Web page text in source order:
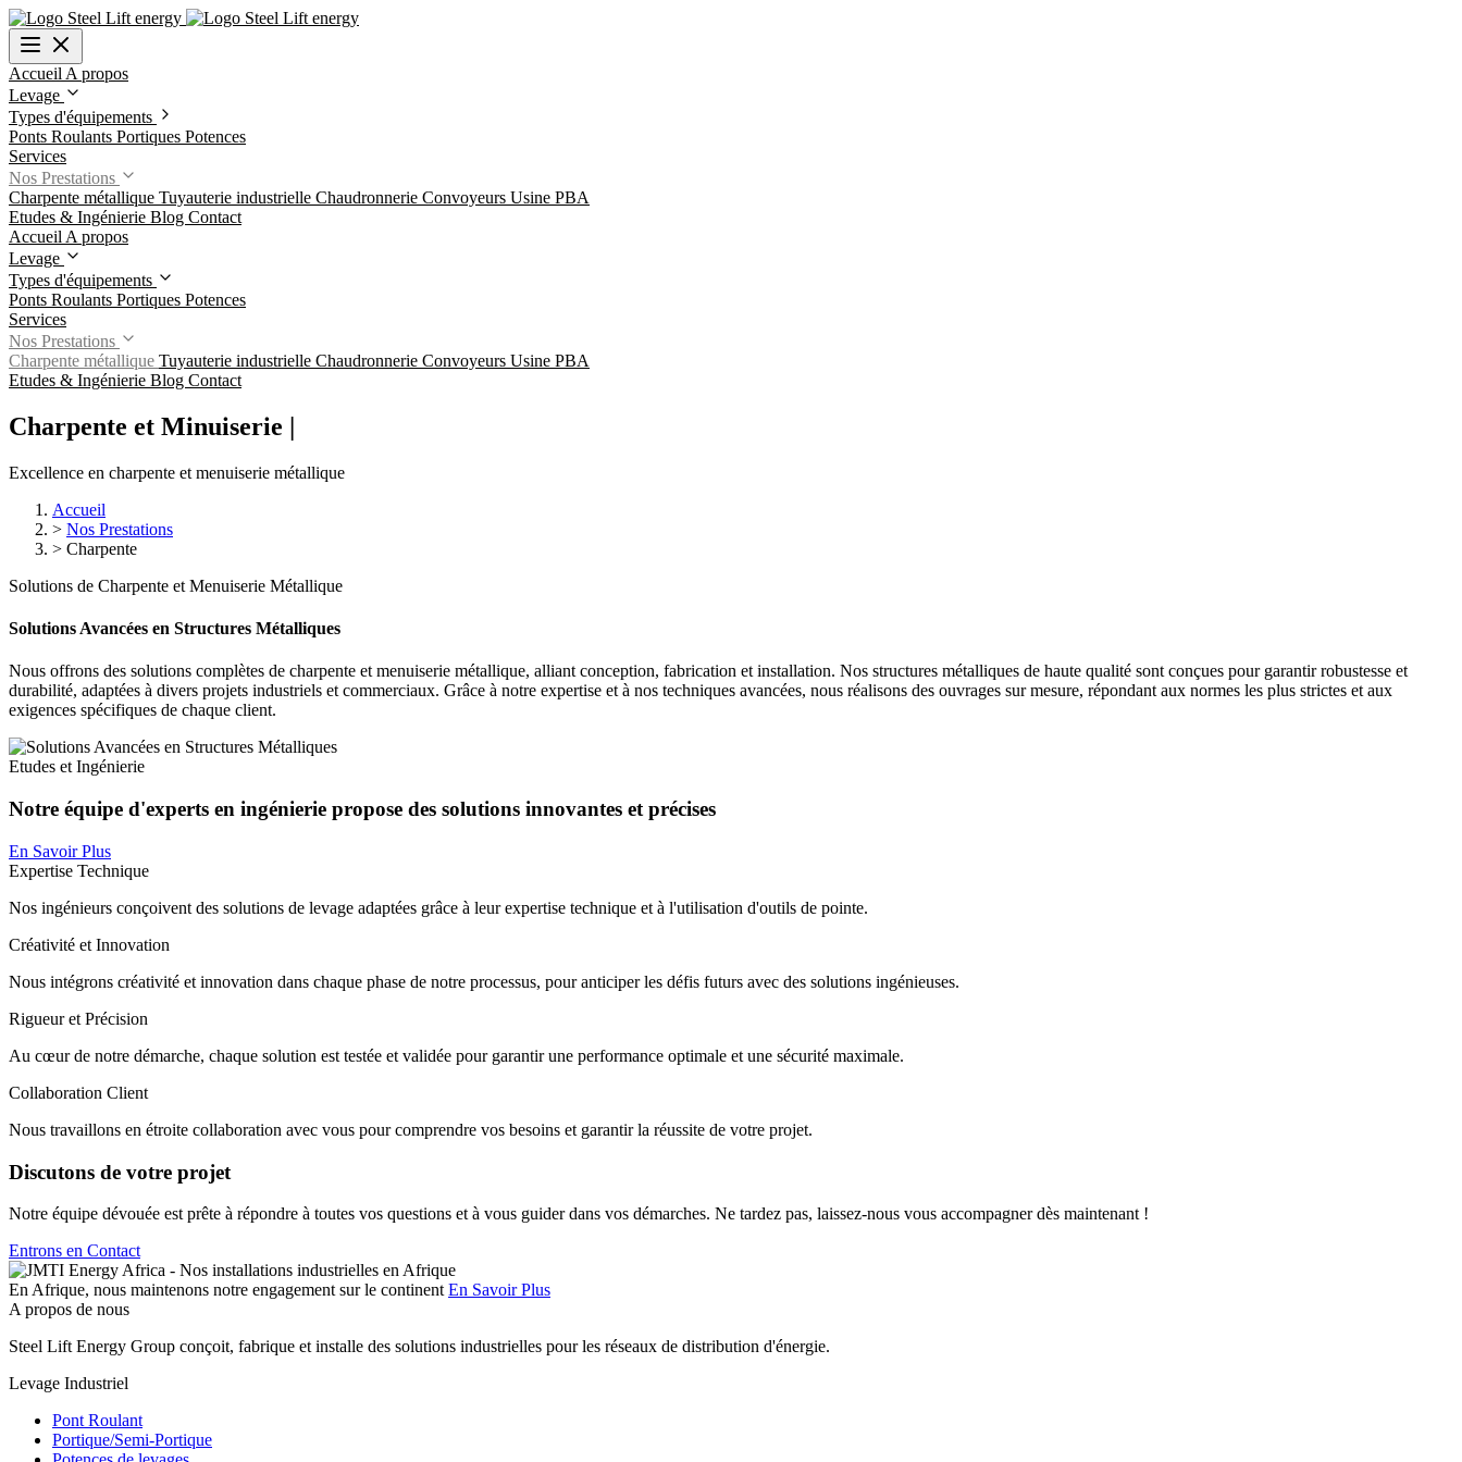
Accueil A propos
Levage
Types d'équipements
Ponts Roulants Portiques Potences
Services
Nos Prestations
Charpente métallique Tuyauterie industrielle Chaudronnerie Convoyeurs Usine PBA
Etudes & Ingénierie Blog Contact
Accueil A propos
Levage
Types d'équipements
Ponts Roulants Portiques Potences
Services
Nos Prestations
Charpente métallique Tuyauterie industrielle Chaudronnerie Convoyeurs Usine PBA
Etudes & Ingénierie Blog Contact
Charpente et Minuiserie |
Excellence en charpente et menuiserie métallique
Accueil
> Nos Prestations
> Charpente
Solutions de Charpente et Menuiserie Métallique
Solutions Avancées en Structures Métalliques
Nous offrons des solutions complètes de charpente et menuiserie métallique, alliant conception, fabrication et installation. Nos structures métalliques de haute qualité sont conçues pour garantir robustesse et
durabilité, adaptées à divers projets industriels et commerciaux. Grâce à notre expertise et à nos techniques avancées, nous réalisons des ouvrages sur mesure, répondant aux normes les plus strictes et aux
exigences spécifiques de chaque client.
Etudes et Ingénierie
Notre équipe d'experts en ingénierie propose des solutions innovantes et précises
En Savoir Plus
Expertise Technique
Nos ingénieurs conçoivent des solutions de levage adaptées grâce à leur expertise technique et à l'utilisation d'outils de pointe.
Créativité et Innovation
Nous intégrons créativité et innovation dans chaque phase de notre processus, pour anticiper les défis futurs avec des solutions ingénieuses.
Rigueur et Précision
Au cœur de notre démarche, chaque solution est testée et validée pour garantir une performance optimale et une sécurité maximale.
Collaboration Client
Nous travaillons en étroite collaboration avec vous pour comprendre vos besoins et garantir la réussite de votre projet.
Discutons de votre projet
Notre équipe dévouée est prête à répondre à toutes vos questions et à vous guider dans vos démarches. Ne tardez pas, laissez-nous vous accompagner dès maintenant !
Entrons en Contact
En Afrique, nous maintenons notre engagement sur le continent En Savoir Plus
A propos de nous
Steel Lift Energy Group conçoit, fabrique et installe des solutions industrielles pour les réseaux de distribution d'énergie.
Levage Industriel
Pont Roulant
Portique/Semi-Portique